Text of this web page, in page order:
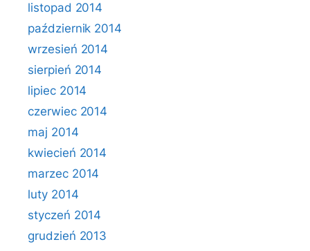
listopad 2014
październik 2014
wrzesień 2014
sierpień 2014
lipiec 2014
czerwiec 2014
maj 2014
kwiecień 2014
marzec 2014
luty 2014
styczeń 2014
grudzień 2013